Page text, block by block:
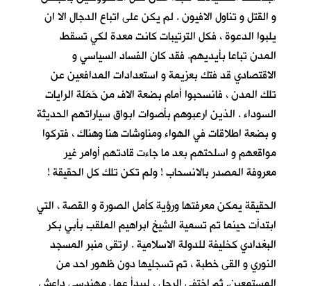
و القتل و تناول الافيون . لم يكن على اتباع الدجال الا ان
يلبوا الدعوة ، فكل الترتيبات كانت معدة لكي تسقط
المدن تباعا بأيديهم. فقد كان الفساد السياسي و
الاقتصادي قد فتك بعزيمة و استعدادات المدافعين عن
تلك المدن ، فانسحبوا أمام بضعة الاف من حَمَلة الرايات
السوداء . الذين ارعبوهم بأصوات ابواق سياراتهم الحديثة
و بضعة اطلاقات في الهواء ومناوشات هنا وهناك ، فتركوا
مواقعهم و اسلحتهم بعد ما جاءت قادتهم أوامر غير
معروفة المصدر بالانسحاب ! ولم تكن تلك كل الحقيقة !
الحقيقة يمكن معرفتها ورؤية كأمل الصورة و القصة ، التي
ابتدأت حينما تم تسمية الشيخ ابراهيم الملقب بأبي بكر
البغدادي كخليفة للدولة الاسلامية . ارتقى منبر المسجد
النوري و القى خطبة ، تم تسجليها دون ظهور احد من